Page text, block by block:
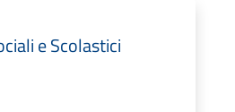
e Scolastici